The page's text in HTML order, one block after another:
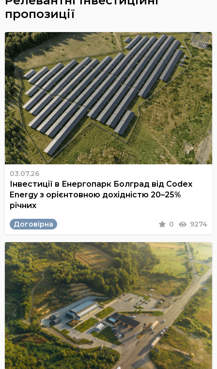
пропозиції
03.07.26
Інвестиції в Енергопарк Болград від Codex
Energy з орієнтовною дохідністю 20–25%
річних
Договірна 0 9274